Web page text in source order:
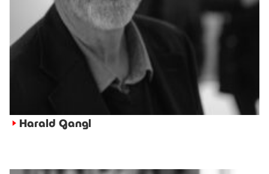
► Harald Gangl